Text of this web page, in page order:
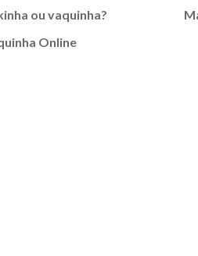
ou vaquinha?
Online